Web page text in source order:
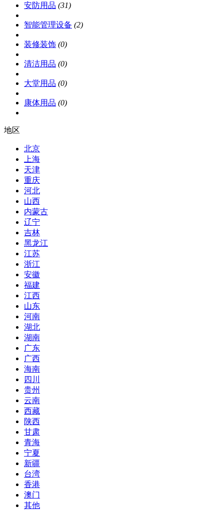
安防用品 (31)
智能管理设备 (2)
装修装饰 (0)
清洁用品 (0)
大堂用品 (0)
康体用品 (0)
地区
北京
上海
天津
重庆
河北
山西
内蒙古
辽宁
吉林
黑龙江
江苏
浙江
安徽
福建
江西
山东
河南
湖北
湖南
广东
广西
海南
四川
贵州
云南
西藏
陕西
甘肃
青海
宁夏
新疆
台湾
香港
澳门
其他